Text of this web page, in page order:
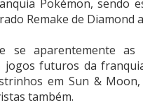
Pokémon, sendo
Remake de Diamond
se aparentemente as
jogos futuros da
em Sun &
também.